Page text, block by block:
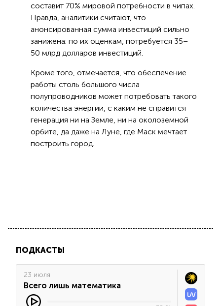
составит 70% мировой потребности в чипах.
Правда, аналитики считают, что
анонсированная сумма инвестиций сильно
занижена: по их оценкам, потребуется 35–
50 млрд долларов инвестиций.
Кроме того, отмечается, что обеспечение
работы столь большого числа
полупроводников может потребовать такого
количества энергии, с каким не справится
генерация ни на Земле, ни на околоземной
орбите, да даже на Луне, где Маск мечтает
построить город.
ПОДКАСТЫ
23 июля
Всего лишь математика